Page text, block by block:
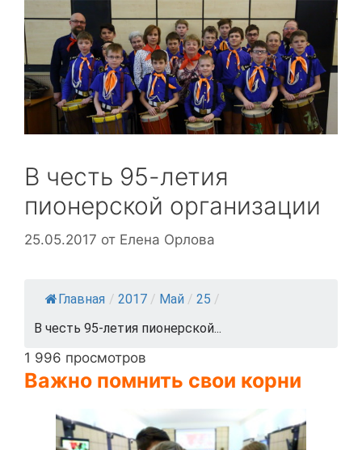
В честь 95-летия
пионерской организации
25.05.2017 от Елена Орлова
Главная / 2017 / Май / 25 /
В честь 95-летия пионерской...
1 996 просмотров
Важно помнить свои корни